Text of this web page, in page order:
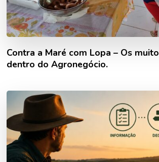
Contra a Maré com Lopa – Os
dentro do Agronegócio.